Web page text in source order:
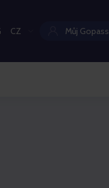
Aktuální jazyk:
CZ Můj Gopass